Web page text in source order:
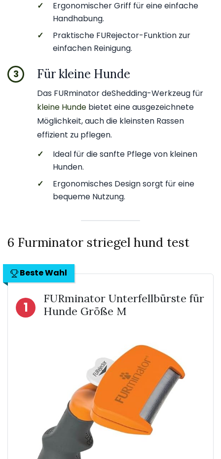
✓
Ergonomischer Griff für eine einfache
Handhabung.
✓
Praktische FURejector-Funktion zur
einfachen Reinigung.
3 Für kleine Hunde
Das FURminator deShedding-Werkzeug für
kleine Hunde bietet eine ausgezeichnete
Möglichkeit, auch die kleinsten Rassen
effizient zu pflegen.
✓
Ideal für die sanfte Pflege von kleinen
Hunden.
✓
Ergonomisches Design sorgt für eine
bequeme Nutzung.
6 Furminator striegel hund test
Beste Wahl
1
FURminator Unterfellbürste für
Hunde Größe M